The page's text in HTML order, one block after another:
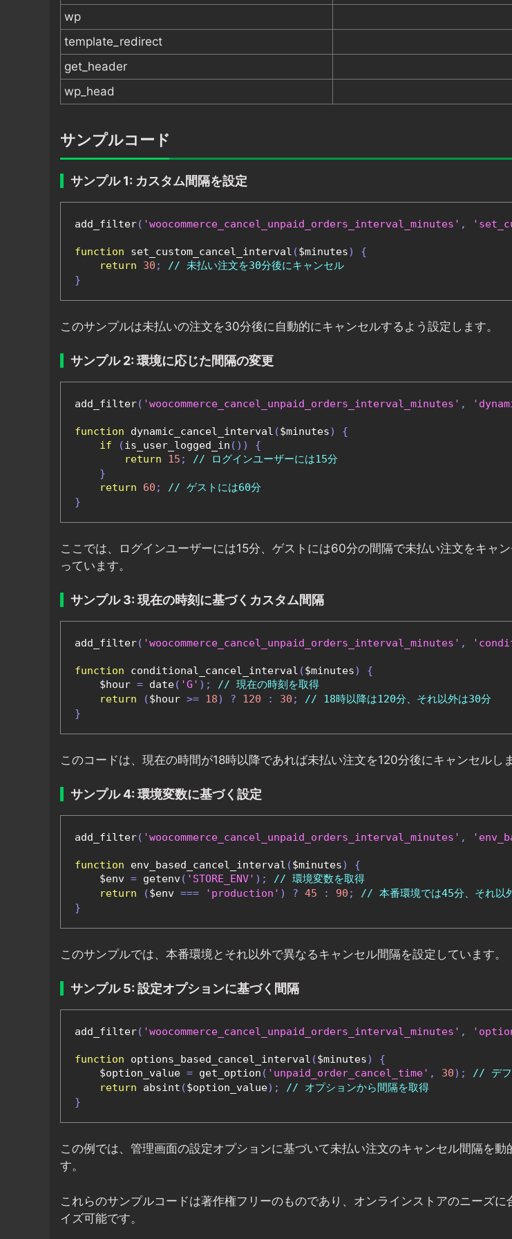
wp
template_redirect
get_header
wp_head
サンプルコード
サンプル 1: カスタム間隔を設定
add_filter( 'woocommerce_cancel_unpaid_orders_interval_minutes' ,
function set_custom_cancel_interval ($minutes)
{
return
30 ;
// 未払い注文を30分後にキャンセル
}
このサンプルは未払いの注文を30分後に自動的にキャンセルするよう設定します。
サンプル 2: 環境に応じた間隔の変更
add_filter( 'woocommerce_cancel_unpaid_orders_interval_minutes' ,
function dynamic_cancel_interval ($minutes)
{
if
(is_user_logged_in ())
{
return
15 ;
// ログインユーザーには15分
}
return
60 ;
// ゲストには60分
}
ここでは、ログインユーザーには15分、ゲストには60分の間隔で未払い注文をキャ
っています。
サンプル 3: 現在の時刻に基づくカスタム間隔
add_filter( 'woocommerce_cancel_unpaid_orders_interval_minutes' ,
function conditional_cancel_interval ($minutes)
{
    $hour
= date( 'G' );
// 現在の時刻を取得
return
($hour >= 18) ? 120 : 30 ;
// 18時以降は120分、それ以外は30分
}
このコードは、現在の時間が18時以降であれば未払い注文を120分後にキャンセルしま
サンプル 4: 環境変数に基づく設定
add_filter( 'woocommerce_cancel_unpaid_orders_interval_minutes' ,
function env_based_cancel_interval ($minutes)
{
    $env
= getenv( 'STORE_ENV' );
// 環境変数を取得
return
($env === 'production' ) ? 45 : 90 ;
// 本番環境では45分、それ以
}
このサンプルでは、本番環境とそれ以外で異なるキャンセル間隔を設定しています。
サンプル 5: 設定オプションに基づく間隔
add_filter( 'woocommerce_cancel_unpaid_orders_interval_minutes' ,
function options_based_cancel_interval ($minutes)
{
    $option_value
= get_option ( 'unpaid_order_cancel_time' , 30);
// デフ
return absint ($option_value);
// オプションから間隔を取得
}
この例では、管理画面の設定オプションに基づいて未払い注文のキャンセル間隔を動
す。
これらのサンプルコードは著作権フリーのものであり、オンラインストアのニーズに
イズ可能です。